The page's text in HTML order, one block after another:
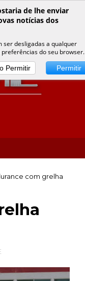
Política de Privacidade
com grelha
de lhe enviar
notícias dos
ser desligadas a qualquer
do seu browser.
Permitir Permitir